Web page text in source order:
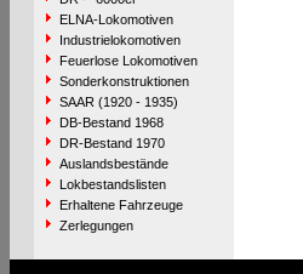
ELNA-Lokomotiven
Industrielokomotiven
Feuerlose Lokomotiven
Sonderkonstruktionen
SAAR (1920 - 1935)
DB-Bestand 1968
DR-Bestand 1970
Auslandsbestände
Lokbestandslisten
Erhaltene Fahrzeuge
Zerlegungen